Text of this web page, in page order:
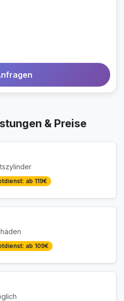
& Preise
ab 119€
ab 109€